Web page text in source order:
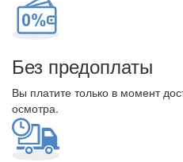
Без предоплаты
Вы платите только в момент
осмотра.